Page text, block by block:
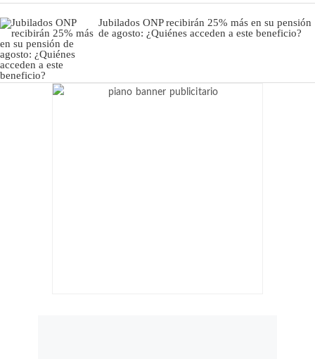
Jubilados ONP recibirán 25% más en su pensión
de agosto: ¿Quiénes acceden a este beneficio?